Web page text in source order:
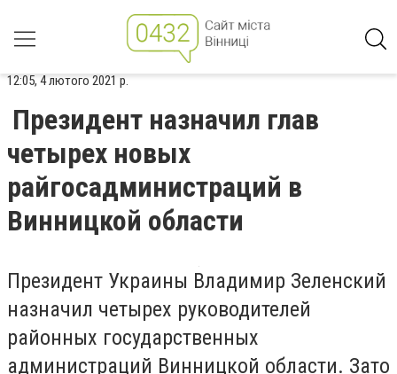
12:05, 4 лютого 2021 р.
Президент назначил глав
четырех новых
райгосадминистраций в
Винницкой области
Президент Украины Владимир Зеленский
назначил четырех руководителей
районных государственных
администраций Винницкой области. Зато